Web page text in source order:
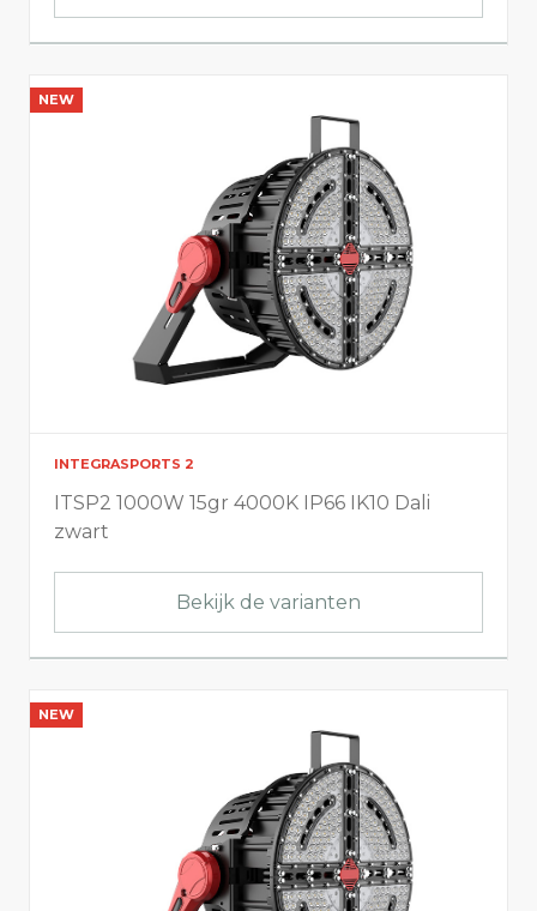
NEW
INTEGRASPORTS 2
ITSP2 1000W 15gr 4000K IP66 IK10 Dali
zwart
Bekijk de varianten
NEW